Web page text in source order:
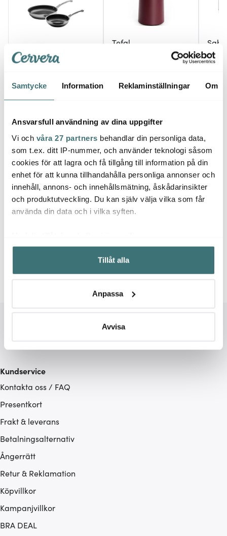
Samtycke Information Reklaminställningar Om
Ansvarsfull användning av dina uppgifter
Vi och våra 27 partners behandlar din personliga data,
som t.ex. ditt IP-nummer, och använder teknologi såsom
cookies för att lagra och få tillgång till information på din
enhet för att kunna tillhandahålla personliga annonser och
innehåll, annons- och innehållsmätning, åskådarinsikter
och produktutveckling. Du kan själv välja vilka som får
använda din data och i vilka syften.
Samla in information om din geografiska plats som
kan ha en noggrannhet på upp till flera meter
Identifiera din enhet genom att aktivt skanna den för
Ta reda på mer om hur dina personliga uppgifter
Du kan ändra eller dra tillbaka ditt samtycke när som
ska anpassas efter det som vi tror att du tycker om. Det
gör också att vi kan analysera vår trafik och göra
som du vill dela med dig av.
Tillåt alla
Anpassa
Avvisa
Anders Petter
Classic stekpanna
cm
599 kr 1998 kr
Tefal
Motiva Termoskanna 1L
259 kr 999
Låt dig inspireras av våra kunder
Kundservice
Kontakta oss / FAQ
Presentkort
Frakt & leverans
Betalningsalternativ
Ångerrätt
Retur & Reklamation
Köpvillkor
Kampanjvillkor
BRA DEAL